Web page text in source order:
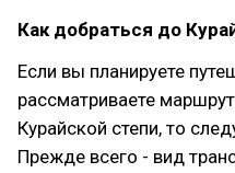
Как добраться до
Если вы планируете
рассматриваете
Курайской степи, то
Прежде всего - вид